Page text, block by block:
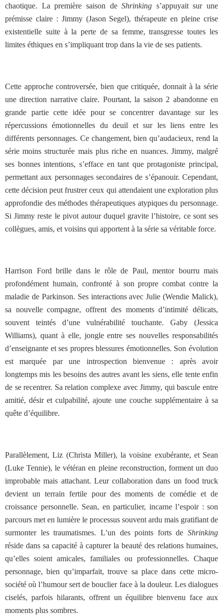
chaotique. La première saison deShrinking s’appuyait sur une
prémisse claire : Jimmy (Jason Segel), thérapeute en pleine crise
existentielle suite à la perte de sa femme, transgresse toutes les
limites éthiques en s’impliquant trop dans la vie de ses patients.
Cette approche controversée, bien que critiquée, donnait à la série
une direction narrative claire. Pourtant, la saison 2 abandonne en
grande partie cette idée pour se concentrer davantage sur les
répercussions émotionnelles du deuil et sur les liens entre les
différents personnages. Ce changement, bien qu’audacieux, rend la
série moins structurée mais plus riche en nuances. Jimmy, malgré
ses bonnes intentions, s’efface en tant que protagoniste principal,
permettant aux personnages secondaires de s’épanouir. Cependant,
cette décision peut frustrer ceux qui attendaient une exploration plus
approfondie des méthodes thérapeutiques atypiques du personnage.
Si Jimmy reste le pivot autour duquel gravite l’histoire, ce sont ses
collègues, amis, et voisins qui apportent à la série sa véritable force.
Harrison Ford brille dans le rôle de Paul, mentor bourru mais
profondément humain, confronté à son propre combat contre la
maladie de Parkinson. Ses interactions avec Julie (Wendie Malick),
sa nouvelle compagne, offrent des moments d’intimité délicats,
souvent teintés d’une vulnérabilité touchante. Gaby (Jessica
Williams), quant à elle, jongle entre ses nouvelles responsabilités
d’enseignante et ses propres blessures émotionnelles. Son évolution
est marquée par une introspection bienvenue : après avoir
longtemps mis les besoins des autres avant les siens, elle tente enfin
de se recentrer. Sa relation complexe avec Jimmy, qui bascule entre
amitié, désir et culpabilité, ajoute une couche supplémentaire à sa
quête d’équilibre.
Parallèlement, Liz (Christa Miller), la voisine exubérante, et Sean
(Luke Tennie), le vétéran en pleine reconstruction, forment un duo
improbable mais attachant. Leur collaboration dans un food truck
devient un terrain fertile pour des moments de comédie et de
croissance personnelle. Sean, en particulier, incarne l’espoir : son
parcours met en lumière le processus souvent ardu mais gratifiant de
surmonter les traumatismes. L’un des points forts de Shrinking
réside dans sa capacité à capturer la beauté des relations humaines,
qu’elles soient amicales, familiales ou professionnelles. Chaque
personnage, bien qu’imparfait, trouve sa place dans cette micro-
société où l’humour sert de bouclier face à la douleur. Les dialogues
ciselés, parfois hilarants, offrent un équilibre bienvenu face aux
moments plus sombres.